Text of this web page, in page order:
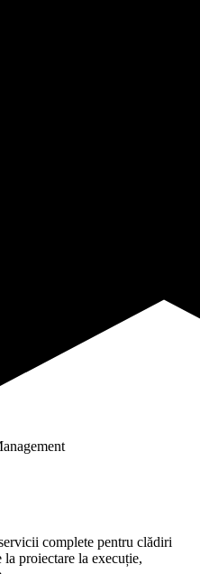
complete pentru clădiri
proiectare la execuție,